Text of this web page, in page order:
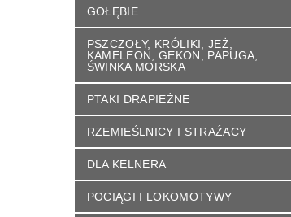
GOŁĘBIE
PSZCZOŁY, KRÓLIKI, JEŻ,
KAMELEON, GEKON, PAPUGA,
ŚWINKA MORSKA
PTAKI DRAPIEŻNE
RZEMIEŚLNICY I STRAŹACY
DLA KELNERA
POCIĄGI I LOKOMOTYWY